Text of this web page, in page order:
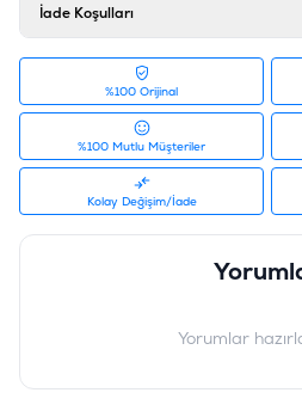
Tedarikçi Ürün Kodu
İade Koşulları
%100 Orijinal
%100 Mutlu Müşteriler
Kolay Değişim/İade
Yorumlar